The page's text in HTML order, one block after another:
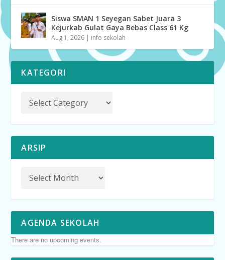
Siswa SMAN 1 Seyegan Sabet Juara 3
Kejurkab Gulat Gaya Bebas Class 61 Kg
Aug 1, 2026 | info sekolah
KATEGORI
ARSIP
AGENDA SEKOLAH
There are no upcoming events.